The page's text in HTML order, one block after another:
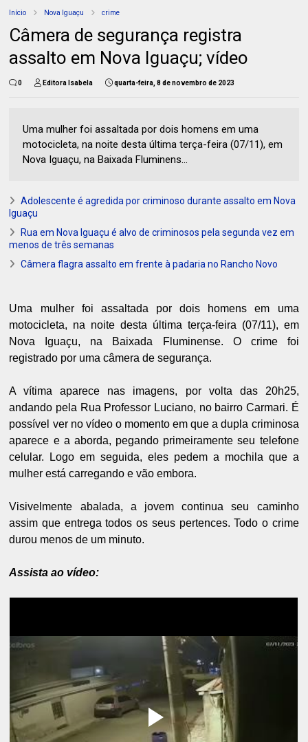
Início Nova Iguaçu crime
Câmera de segurança registra
assalto em Nova Iguaçu; vídeo
0 Editora Isabela quarta-feira, 8 de novembro de 2023
Uma mulher foi assaltada por dois homens em uma
motocicleta, na noite desta última terça-feira (07/11), em
Nova Iguaçu, na Baixada Fluminens...
Adolescente é agredida por criminoso durante assalto em Nova
Iguaçu
Rua em Nova Iguaçu é alvo de criminosos pela segunda vez em
menos de três semanas
Câmera flagra assalto em frente à padaria no Rancho Novo
Uma mulher foi assaltada por dois homens em uma
motocicleta, na noite desta última terça-feira (07/11), em
Nova Iguaçu, na Baixada Fluminense. O crime foi
registrado por uma câmera de segurança.
A vítima aparece nas imagens, por volta das 20h25,
andando pela Rua Professor Luciano, no bairro Carmari. É
possível ver no vídeo o momento em que a dupla criminosa
aparece e a aborda, pegando primeiramente seu telefone
celular. Logo em seguida, eles pedem a mochila que a
mulher está carregando e vão embora.
Visivelmente abalada, a jovem continua seu caminho
assim que entrega todos os seus pertences. Todo o crime
durou menos de um minuto.
Assista ao vídeo: